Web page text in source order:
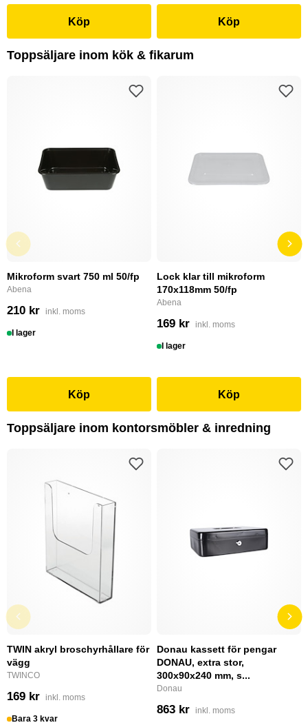
Köp Köp
Toppsäljare inom kök & fikarum
Mikroform svart 750 ml 50/fp
Abena
210 kr inkl. moms
I lager
Köp
Lock klar till mikroform
170x118mm 50/fp
Abena
169 kr inkl. moms
I lager
Köp
Toppsäljare inom kontorsmöbler & inredning
TWIN akryl broschyrhållare för
vägg
TWINCO
169 kr inkl. moms
Bara 3 kvar
Donau kassett för pengar
DONAU, extra stor,
300x90x240 mm, s...
Donau
863 kr inkl. moms